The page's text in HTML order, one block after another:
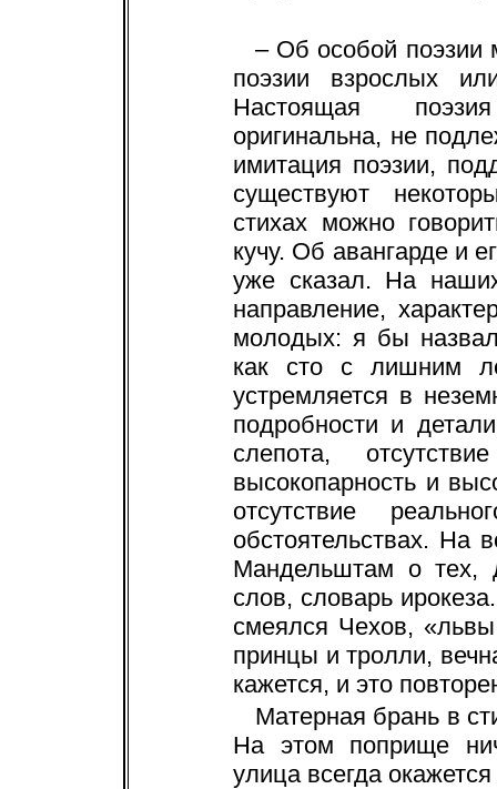
– Об особой поэзии
поэзии взрослых
Настоящая
оригинальна, не
имитация поэзии,
существуют
стихах можно
кучу. Об авангарде и
уже сказал. На
направление,
молодых: я бы
как сто с лишним
устремляется в
подробности и
слепота,
высокопарность и
отсутствие
обстоятельствах. На
Мандельштам о тех,
слов, словарь
смеялся Чехов,
принцы и тролли,
кажется, и это
Матерная брань в
На этом поприще
улица всегда